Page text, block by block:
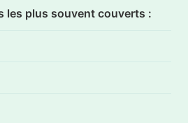
les plus souvent couverts :